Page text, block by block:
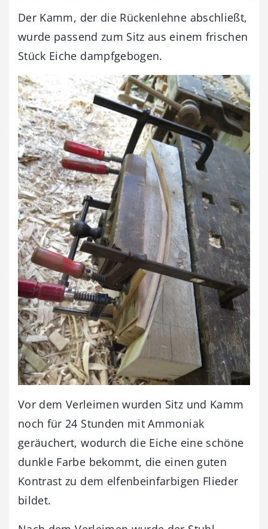
Der Kamm, der die Rückenlehne abschließt,
wurde passend zum Sitz aus einem frischen
Stück Eiche dampfgebogen.
Vor dem Verleimen wurden Sitz und Kamm
noch für 24 Stunden mit Ammoniak
geräuchert, wodurch die Eiche eine schöne
dunkle Farbe bekommt, die einen guten
Kontrast zu dem elfenbeinfarbigen Flieder
bildet.